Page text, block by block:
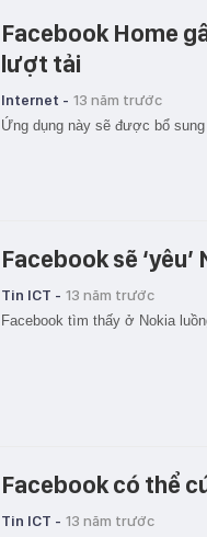
Facebook Home
lượt tải
Internet - 13 năm trước
Ứng dụng này sẽ được bổ
Facebook sẽ
Tin ICT - 13 năm trước
Facebook tìm thấy ở Nokia
Facebook có thể
Tin ICT - 13 năm trước